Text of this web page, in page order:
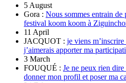
5 August
Gora : Nous sommes entrain de
festival koom koom à
11 April
JACQUOT : je viens
j’aimerais apporter ma
3 March
FOUQUÉ : Je ne peux rien
donner mon profil et poser ma